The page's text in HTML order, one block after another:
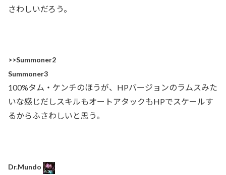
さわしいだろう。
>>Summoner2
Summoner3
100%タム・ケンチのほうが、HPバージョンのラムスみた
いな感じだしスキルもオートアタックもHPでスケールす
るからふさわしいと思う。
Dr.Mundo